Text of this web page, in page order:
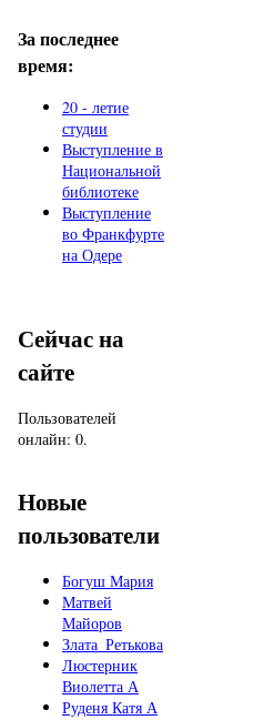
За последнее
время:
20 - летие
студии
Выступление в
Национальной
библиотеке
Выступление
во Франкфурте
на Одере
Сейчас на
сайте
Пользователей
онлайн: 0.
Новые
пользователи
Богуш Мария
Матвей
Майоров
Злата_Ретькова
Люстерник
Виолетта А
Руденя Катя А